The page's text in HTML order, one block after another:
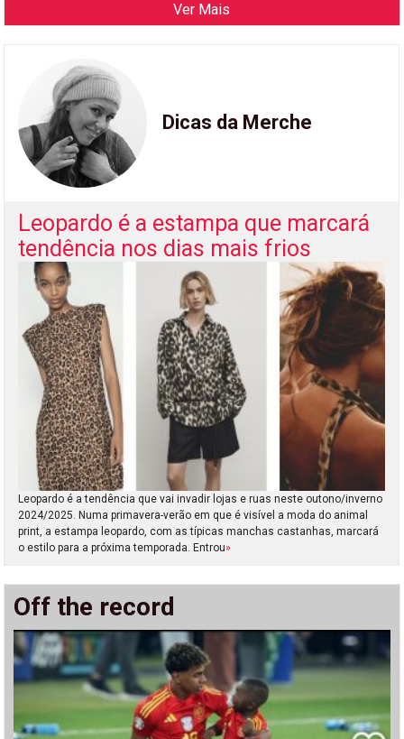
Ver Mais
Dicas da Merche
Leopardo é a estampa que marcará
tendência nos dias mais frios
Leopardo é a tendência que vai invadir lojas e ruas neste outono/inverno
2024/2025. Numa primavera-verão em que é visível a moda do animal
print, a estampa leopardo, com as típicas manchas castanhas, marcará
o estilo para a próxima temporada. Entrou»
Off the record